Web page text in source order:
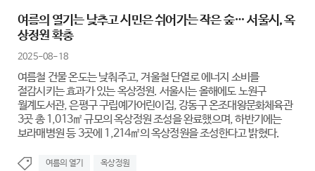
여름의 열기는 낮추고 시민은 쉬어가는 작은 숲… 서울시, 옥
상정원 확충
2025-08-18
여름철 건물 온도는 낮춰주고, 겨울철 단열로 에너지 소비를
절감시키는 효과가 있는 옥상정원. 서울시는 올해에도 노원구
월계도서관, 은평구 구립예가어린이집, 강동구 온조대왕문화체육관
3곳 총 1,013㎡ 규모의 옥상정원 조성을 완료했으며, 하반기에는
보라매병원 등 3곳에 1,214㎡의 옥상정원을 조성한다고 밝혔다.
여름의 열기 옥상정원